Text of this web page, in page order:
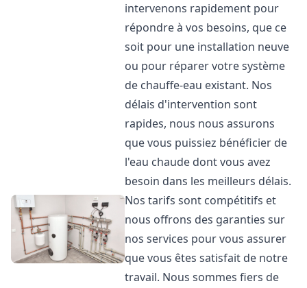
intervenons rapidement pour
répondre à vos besoins, que ce
soit pour une installation neuve
ou pour réparer votre système
de chauffe-eau existant. Nos
délais d'intervention sont
rapides, nous nous assurons
que vous puissiez bénéficier de
l'eau chaude dont vous avez
besoin dans les meilleurs délais.
Nos tarifs sont compétitifs et
nous offrons des garanties sur
nos services pour vous assurer
que vous êtes satisfait de notre
travail. Nous sommes fiers de